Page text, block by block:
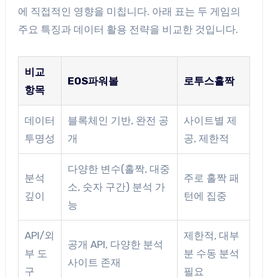
에 직접적인 영향을 미칩니다. 아래 표는 두 게임의
주요 특징과 데이터 활용 전략을 비교한 것입니다.
비교
항목
EOS파워볼 로투스홀짝
데이터
투명성
블록체인 기반, 완전 공
개
사이트별 제
공, 제한적
분석
깊이
다양한 변수(홀짝, 대중
소, 숫자 구간) 분석 가
능
주로 홀짝 패
턴에 집중
API/외
부 도
구
공개 API, 다양한 분석
사이트 존재
제한적, 대부
분 수동 분석
필요